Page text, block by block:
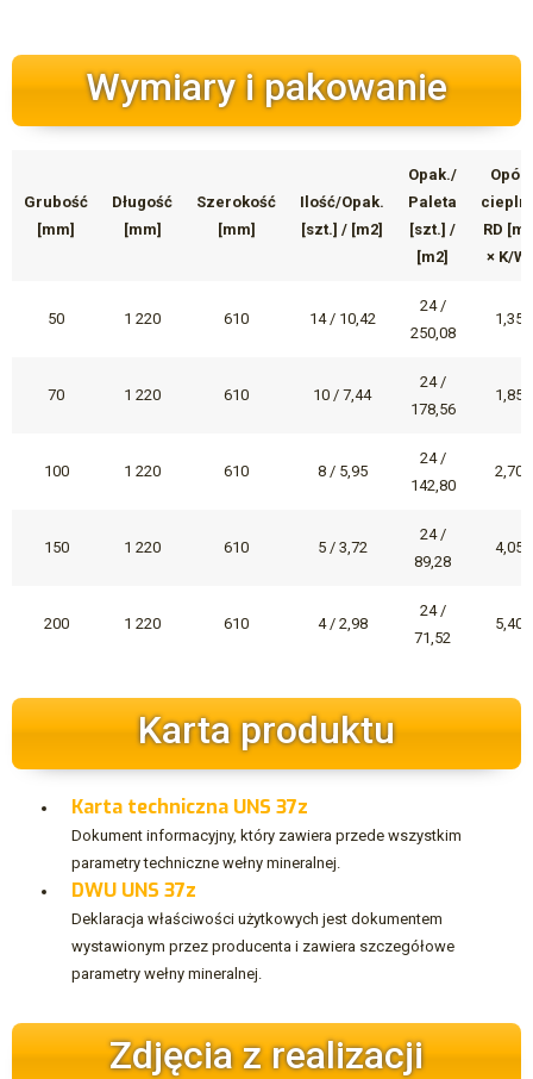
Wymiary i pakowanie
Grubość
[mm]
Długość
[mm]
Szerokość
[mm]
Ilość/Opak.
[szt.] / [m2]
Opak./
Paleta
[szt.] /
[m2]
Opór
RD [m2
× K/W]
50 1 220 610 14 / 10,42
24 /
250,08
1,35
70 1 220 610 10 / 7,44
24 /
178,56
1,85
100 1 220 610 8 / 5,95
24 /
142,80
2,70
150 1 220 610 5 / 3,72
24 /
89,28
4,05
200 1 220 610 4 / 2,98
24 /
71,52
5,40
Karta produktu
Karta techniczna UNS 37z
Dokument informacyjny, który zawiera przede wszystkim
parametry techniczne wełny mineralnej.
DWU UNS 37z
Deklaracja właściwości użytkowych jest dokumentem
wystawionym przez producenta i zawiera szczegółowe
parametry wełny mineralnej.
Zdjęcia z realizacji